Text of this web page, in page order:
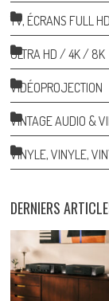
TV, ÉCRANS FULL
ULTRA HD / 4K / 8K
VIDÉOPROJECTION
VINTAGE AUDIO &
VINYLE, VINYLE,
DERNIERS